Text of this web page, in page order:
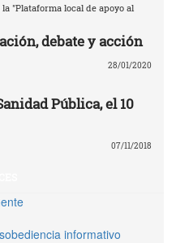
"Plataforma local de apoyo al
debate y acción
28/01/2020
Pública, el 10
07/11/2018
informativo